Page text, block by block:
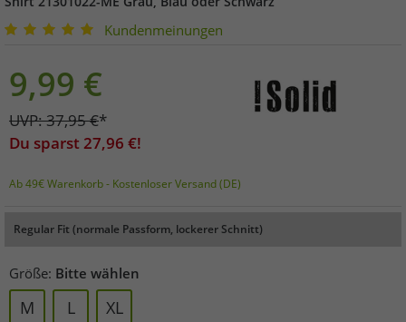
Kundenmeinungen
9,99 €
UVP:37,95€*
Du sparst 27,96 €!
Ab 49€ Warenkorb - Kostenloser Versand (DE)
Regular Fit (normale Passform, lockerer Schnitt)
Größe: Bitte wählen
M L XL